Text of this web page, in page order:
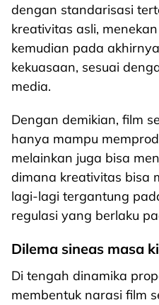
dengan standarisasi
kreativitas asli,
kemudian pada
kekuasaan, sesuai
media.
Dengan demikian, film
hanya mampu
melainkan juga bisa
dimana kreativitas bisa
lagi-lagi tergantung
regulasi yang berlaku
Dilema sineas masa
Di tengah dinamika
membentuk narasi film